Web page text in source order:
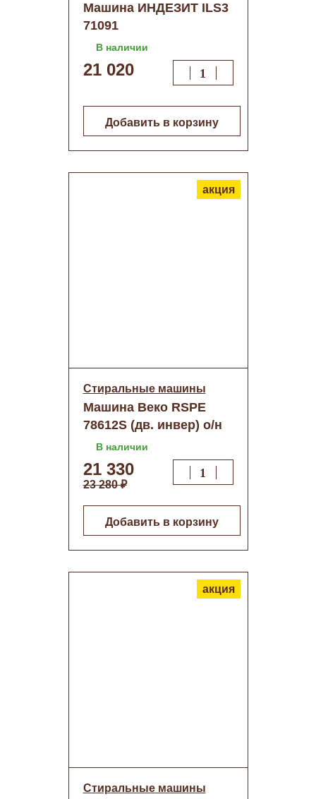
Машина ИНДЕЗИТ ILS3
71091
В наличии
21 020
Добавить в корзину
акция
Стиральные машины
Машина Веко RSPE
78612S (дв. инвер) о/н
В наличии
21 330
23 280 ₽
Добавить в корзину
акция
Стиральные машины